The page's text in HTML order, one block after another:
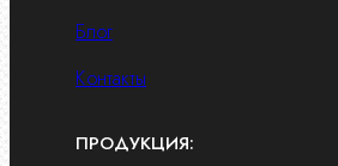
Блог
Контакты
ПРОДУКЦИЯ: